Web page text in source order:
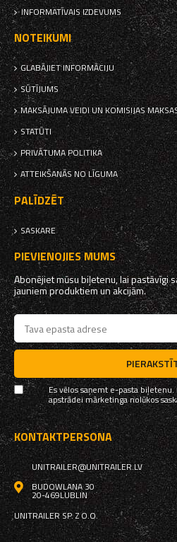
INFORMATĪVAIS IZDEVUMS
NOTEIKUMI
GLABĀJIET INFORMĀCIJU
SŪTĪJUMS
MAKSĀJUMA VEIDI UN KOMISIJAS
STATŪTI
PRIVĀTUMA POLITIKA
ATTEIKŠANĀS NO LĪGUMA
PALĪDZĒT
SASKARE
PIEVIENOJIES MUMS
Abonējiet mūsu biļetenu, lai pastāvīgi
jauniem produktiem un akcijām.
Es vēlos saņemt e-pasta
apstrādei mārketinga nolūkos
KONTAKTPERSONA
UNITRAILER@UNITRAILER.LV
BUDOWLANA 30
20-469LUBLIN
UNITRAILER SP. Z O.O.